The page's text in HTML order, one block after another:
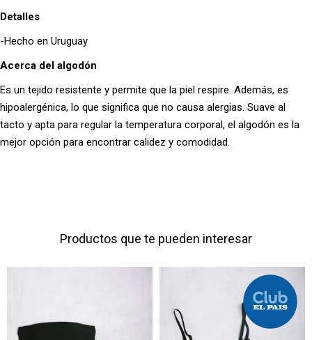
Detalles
-Hecho en Uruguay
Acerca del algodón
Es un tejido resistente y permite que la piel respire. Además, es
hipoalergénica, lo que significa que no causa alergias. Suave al
tacto y apta para regular la temperatura corporal, el algodón es la
mejor opción para encontrar calidez y comodidad.
Productos que te pueden interesar